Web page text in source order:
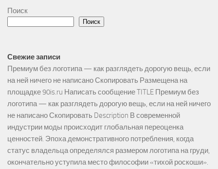
Поиск
Поиск
Свежие записи
Премиум без логотипа — как разглядеть дорогую вещь, если
на ней ничего не написано Скопировать Размещена на
площадке 90is.ru Написать сообщение TITLE Премиум без
логотипа — как разглядеть дорогую вещь, если на ней ничего
не написано Скопировать Description В современной
индустрии моды происходит глобальная переоценка
ценностей. Эпоха демонстративного потребления, когда
статус владельца определялся размером логотипа на груди,
окончательно уступила место философии «тихой роскоши».